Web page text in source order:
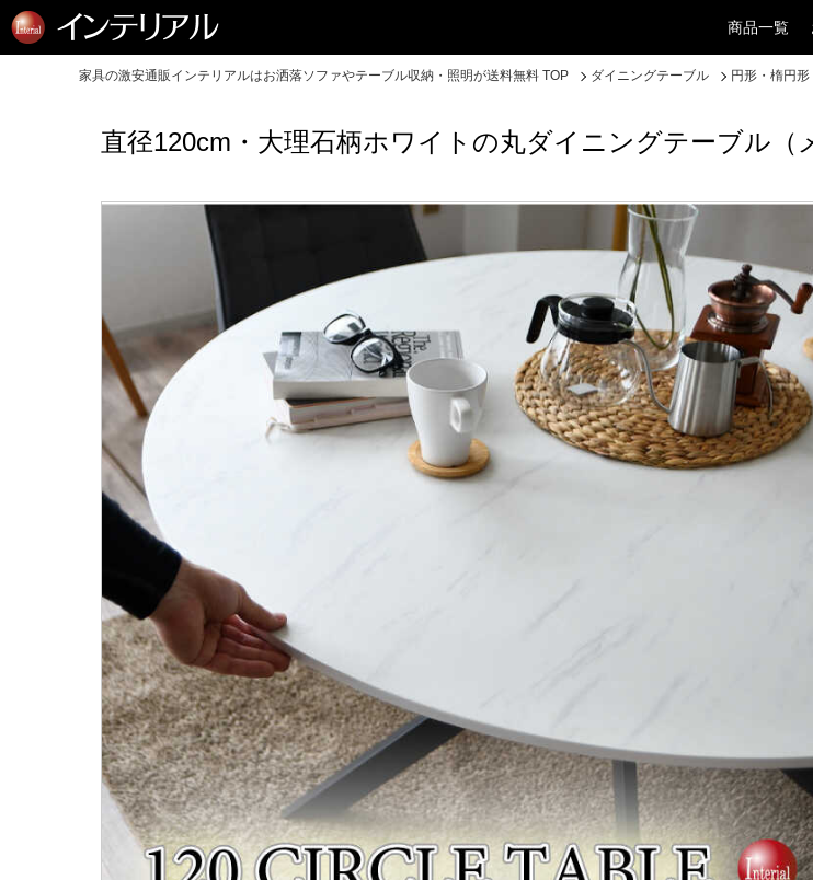
商品一覧
家具の激安通販インテリアルはお洒落ソファやテーブル収納・照明が送料無料 TOP ダイニングテーブル 円形・楕円形
直径120cm・大理石柄ホワイトの丸ダイニングテーブル（